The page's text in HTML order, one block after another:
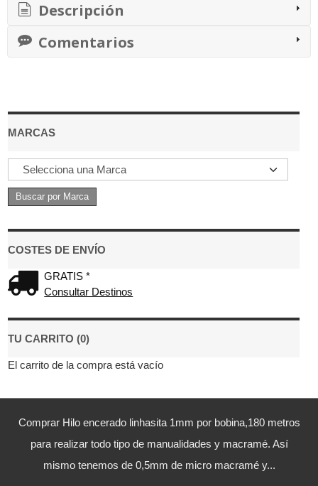
MARCAS
COSTES DE ENVÍO
GRATIS *
Consultar Destinos
TU CARRITO (0)
El carrito de la compra está vacío
Descripción
Comentarios
Comprar Hilo encerado linhasita 1mm por bobina,180 metros
para realizar todo tipo de manualidades y macramé. Así
mismo tenemos de 0,5mm de micro macramé y...